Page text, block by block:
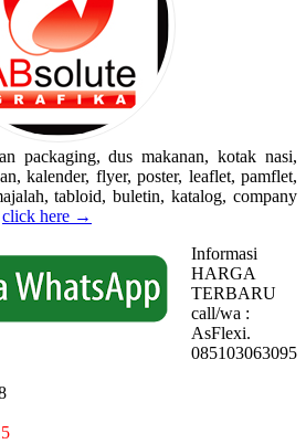
packaging, dus makanan, kotak nasi,
kalender, flyer, poster, leaflet, pamflet,
tabloid, buletin, katalog, company
click here →
Informasi
HARGA
TERBARU
call/wa :
AsFlexi.
085103063095